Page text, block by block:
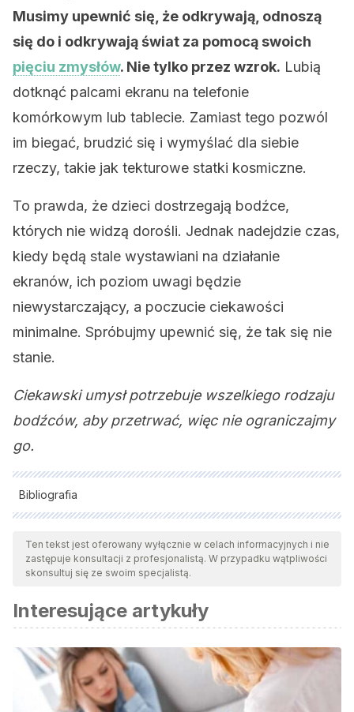
Musimy upewnić się, że odkrywają, odnoszą
się do i odkrywają świat za pomocą swoich
pięciu zmysłów. Nie tylko przez wzrok. Lubią
dotknąć palcami ekranu na telefonie
komórkowym lub tablecie. Zamiast tego pozwól
im biegać, brudzić się i wymyślać dla siebie
rzeczy, takie jak tekturowe statki kosmiczne.
To prawda, że dzieci dostrzegają bodźce,
których nie widzą dorośli. Jednak nadejdzie czas,
kiedy będą stale wystawiani na działanie
ekranów, ich poziom uwagi będzie
niewystarczający, a poczucie ciekawości
minimalne. Spróbujmy upewnić się, że tak się nie
stanie.
Ciekawski umysł potrzebuje wszelkiego rodzaju
bodźców, aby przetrwać, więc nie ograniczajmy
go.
Bibliografia
Wszystkie cytowane źródła zostały gruntownie
przeanalizowane przez nasz zespół w celu zapewnienia ich
jakości, wiarygodności, aktualności i ważności. Bibliografia
względem naukowym lub akademickim.
Plebanek DJ, Sloutsky VM. Costs of Selective Attention:
When Children Notice What Adults Miss. Psychol Sci. 2017
Jun;28(6):723-732. doi: 10.1177/0956797617693005. Epub
2017 Apr 7. Erratum in: Psychol Sci. 2017 Jun;28(6):829.
Ten tekst jest oferowany wyłącznie w celach informacyjnych i nie
zastępuje konsultacji z profesjonalistą. W przypadku wątpliwości
skonsultuj się ze swoim specjalistą.
Interesujące artykuły